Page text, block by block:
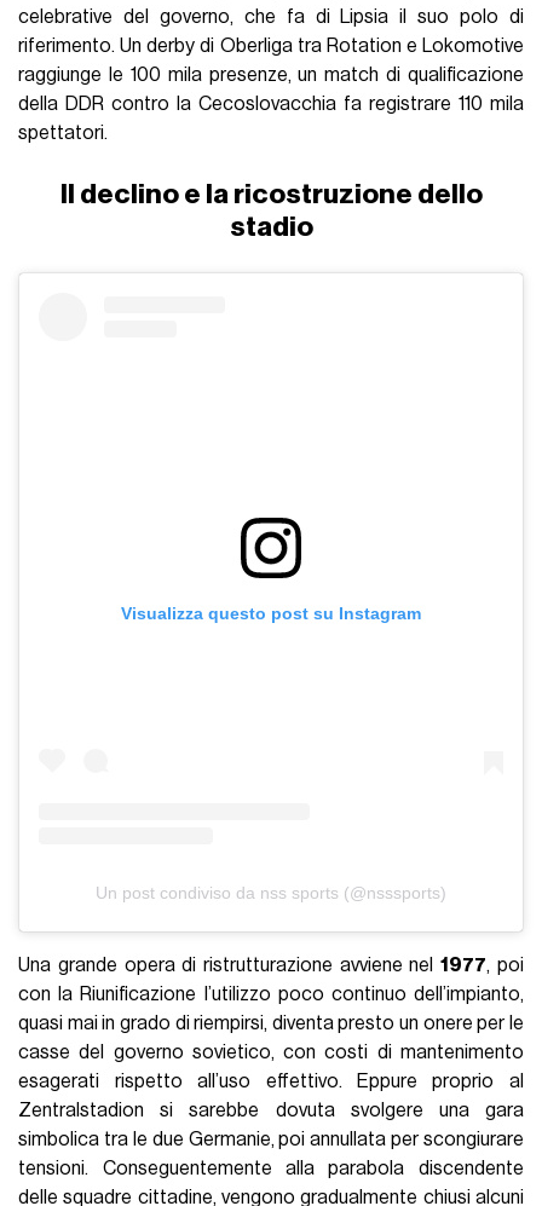
celebrative del governo, che fa di Lipsia il suo polo di
riferimento. Un derby di Oberliga tra Rotation e Lokomotive
raggiunge le 100 mila presenze, un match di qualificazione
della DDR contro la Cecoslovacchia fa registrare 110 mila
spettatori.
Il declino e la ricostruzione dello
stadio
Visualizza questo post su Instagram
Un post condiviso da nss sports (@nsssports)
Una grande opera di ristrutturazione avviene nel1977, poi
con la Riunificazione l’utilizzo poco continuo dell’impianto,
quasi mai in grado di riempirsi, diventa presto un onere per le
casse del governo sovietico, con costi di mantenimento
esagerati rispetto all’uso effettivo. Eppure proprio al
Zentralstadion si sarebbe dovuta svolgere una gara
simbolica tra le due Germanie, poi annullata per scongiurare
tensioni. Conseguentemente alla parabola discendente
delle squadre cittadine, vengono gradualmente chiusi alcuni